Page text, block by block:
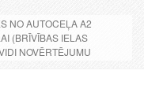
NO AUTOCEĻA A2
(BRĪVĪBAS IELAS
NOVĒRTĒJUMU